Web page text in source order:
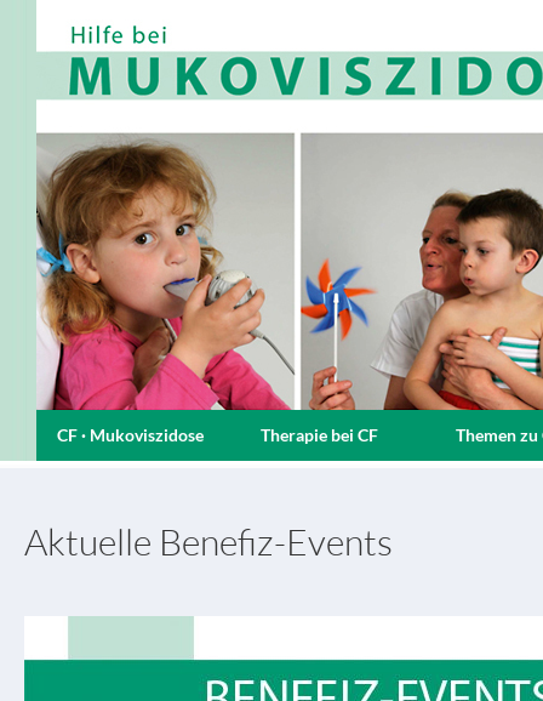
CF · Mukoviszidose Therapie bei CF Themen zu
Aktuelle Benefiz-Events